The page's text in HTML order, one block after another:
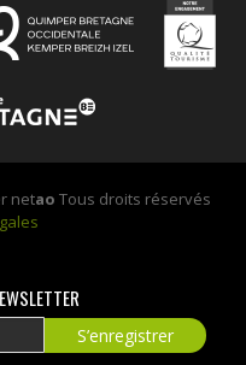
netao Tous droits réservés